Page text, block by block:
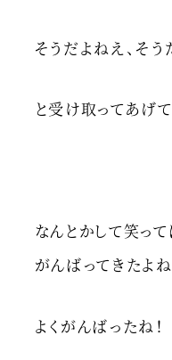
そうだよねえ、そう
と受け取ってあげて
なんとかして笑って
がんばってきたよね
よくがんばったね！